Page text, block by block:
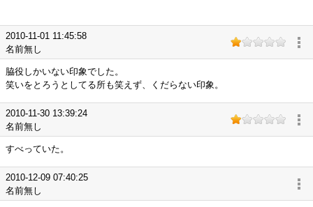
2010-11-01 11:45:58
名前無し
脇役しかいない印象でした。
笑いをとろうとしてる所も笑えず、くだらない印象。
2010-11-30 13:39:24
名前無し
すべっていた。
2010-12-09 07:40:25
名前無し